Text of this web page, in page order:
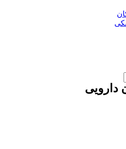
دارویی